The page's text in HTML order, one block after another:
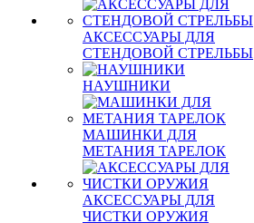
АКСЕССУАРЫ ДЛЯ
СТЕНДОВОЙ СТРЕЛЬБЫ
НАУШНИКИ
МАШИНКИ ДЛЯ
МЕТАНИЯ ТАРЕЛОК
АКСЕССУАРЫ ДЛЯ
ЧИСТКИ ОРУЖИЯ